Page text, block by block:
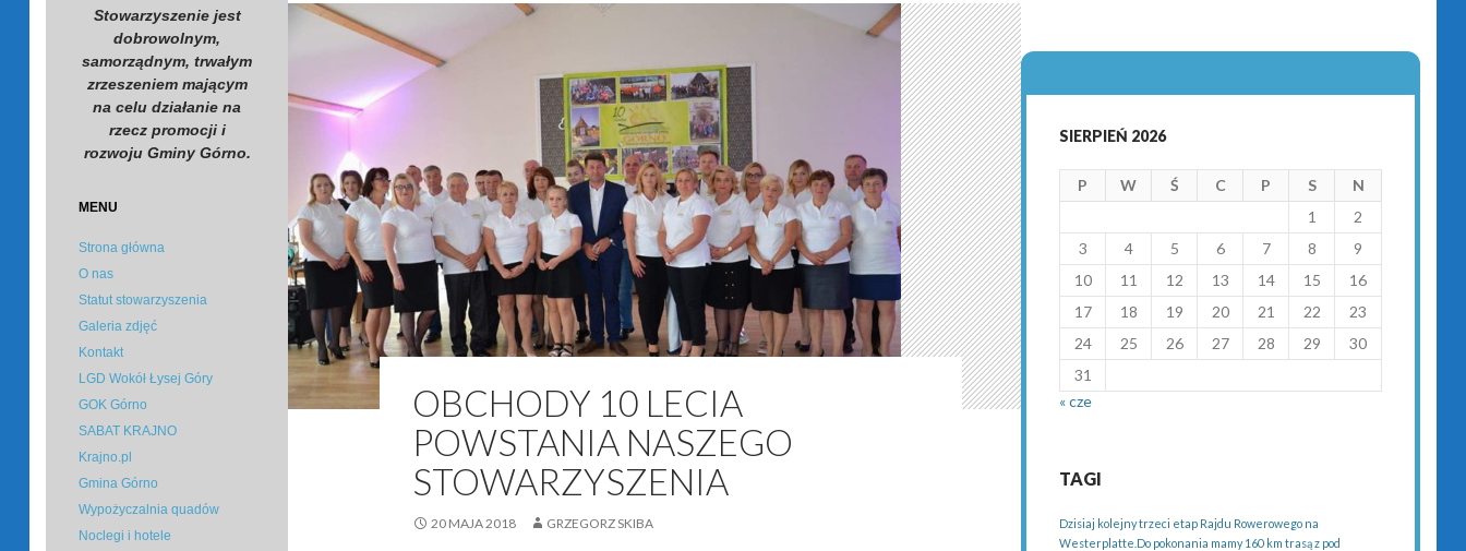
OBCHODY 10 LECIA
POWSTANIA NASZEGO
STOWARZYSZENIA
20 MAJA 2018 GRZEGORZ SKIBA
SIERPIEŃ 2026
P W Ś C P S
N
1
2
3
4 5 6 7 8
9
10
11 12 13 14 15
16
17
18 19 20 21 22
23
24
25 26 27 28 29
30
31
« cze
TAGI
Dzisiaj kolejny trzeci etap Rajdu Rowerowego na
Westerplatte.Do pokonania mamy 160 km trasą z pod
Stowarzyszenie jest
dobrowolnym,
samorządnym, trwałym
zrzeszeniem mającym
na celu działanie na
rzecz promocji i
rozwoju Gminy Górno.
MENU
Strona główna
O nas
Statut stowarzyszenia
Galeria zdjęć
Kontakt
LGD Wokół Łysej Góry
GOK Górno
SABAT KRAJNO
Krajno.pl
Gmina Górno
Wypożyczalnia quadów
Noclegi i hotele